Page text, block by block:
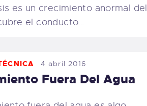
es un crecimiento anormal del
el conducto…
4 abril 2016
Fuera Del Agua